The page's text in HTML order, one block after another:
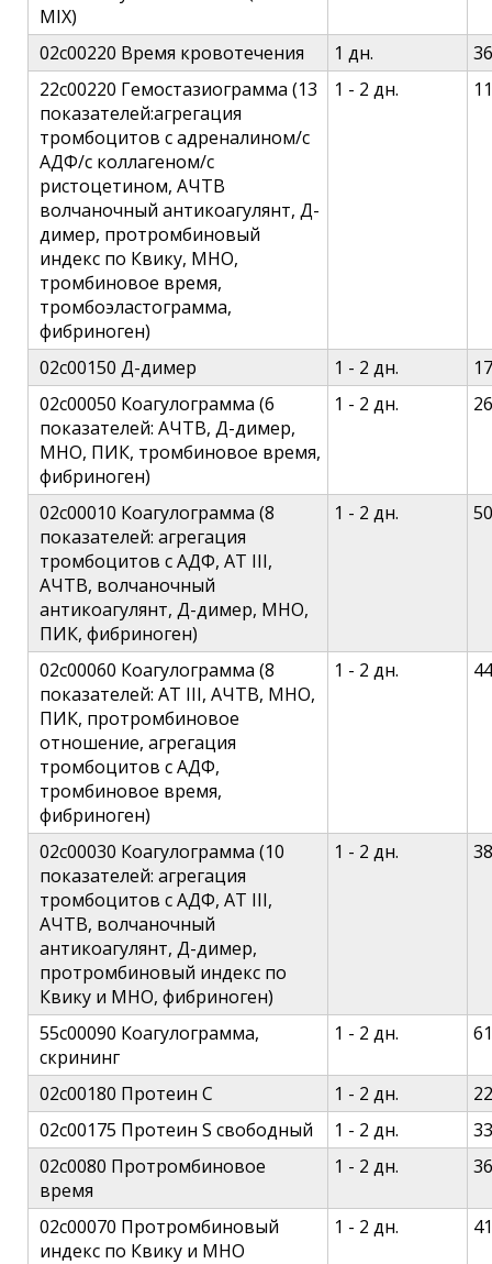
MIX)
02c00220 Время кровотечения
1 дн.
22c00220 Гемостазиограмма (13
показателей:агрегация
тромбоцитов c адреналином/c
АДФ/c коллагеном/c
ристоцетином, АЧТВ
волчаночный антикоагулянт, Д-
димер, протромбиновый
индекс по Квику, МНО,
тромбиновое время,
тромбоэластограмма,
фибриноген)
1 - 2 дн.
02c00150 Д-димер 1 - 2 дн.
02c00050 Коагулограмма (6
показателей: АЧТВ, Д-димер,
МНО, ПИК, тромбиновое время,
фибриноген)
1 - 2 дн.
02c00010 Коагулограмма (8
показателей: агрегация
тромбоцитов с АДФ, АТ III,
АЧТВ, волчаночный
антикоагулянт, Д-димер, МНО,
ПИК, фибриноген)
1 - 2 дн.
02c00060 Коагулограмма (8
показателей: АТ III, АЧТВ, МНО,
ПИК, протромбиновое
отношение, агрегация
тромбоцитов c АДФ,
тромбиновое время,
фибриноген)
1 - 2 дн.
02c00030 Коагулограмма (10
показателей: агрегация
тромбоцитов с АДФ, АТ III,
АЧТВ, волчаночный
антикоагулянт, Д-димер,
протромбиновый индекс по
Квику и МНО, фибриноген)
1 - 2 дн.
55c00090 Коагулограмма,
скрининг
1 - 2 дн.
02c00180 Протеин C 1 - 2 дн.
02c00175 Протеин S свободный
1 - 2 дн.
02c0080 Протромбиновое
время
1 - 2 дн.
02c00070 Протромбиновый
индекс по Квику и МНО
1 - 2 дн.